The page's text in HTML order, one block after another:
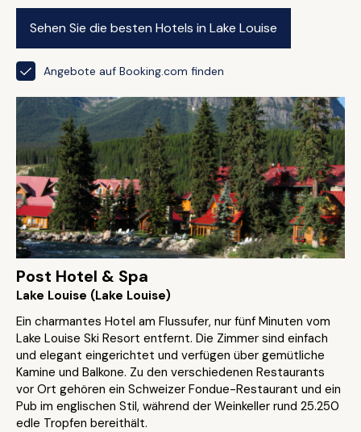
Sehen Sie die besten Hotels in Lake Louise
Angebote auf Booking.com finden
Post Hotel & Spa
Lake Louise (Lake Louise)
Ein charmantes Hotel am Flussufer, nur fünf Minuten vom
Lake Louise Ski Resort entfernt. Die Zimmer sind einfach
und elegant eingerichtet und verfügen über gemütliche
Kamine und Balkone. Zu den verschiedenen Restaurants
vor Ort gehören ein Schweizer Fondue-Restaurant und ein
Pub im englischen Stil, während der Weinkeller rund 25.250
edle Tropfen bereithält.